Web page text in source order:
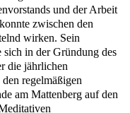
und der Arbeit
zwischen den
wirken. Sein
sich in der Gründung des
die jährlichen
regelmäßigen
am Mattenberg auf den